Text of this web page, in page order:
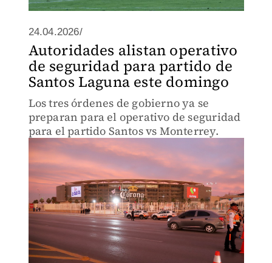
24.04.2026/
Autoridades alistan operativo
de seguridad para partido de
Santos Laguna este domingo
Los tres órdenes de gobierno ya se
preparan para el operativo de seguridad
para el partido Santos vs Monterrey.